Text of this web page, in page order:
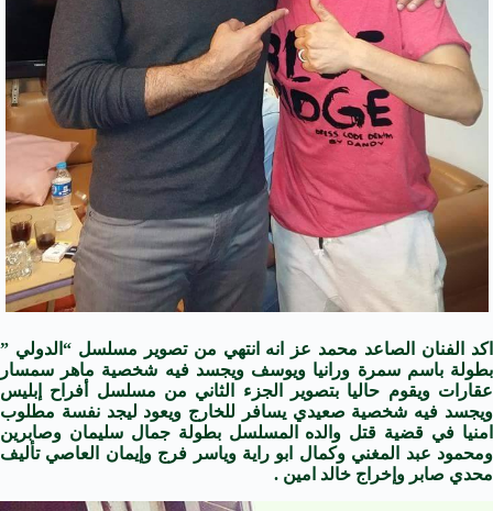
اكد الفنان الصاعد محمد عز انه انتهي من تصوير مسلسل “الدولي ”
بطولة باسم سمرة ورانيا ويوسف ويجسد فيه شخصية ماهر سمسار
عقارات ويقوم حاليا بتصوير الجزء الثاني من مسلسل أفراح إبليس
ويجسد فيه شخصية صعيدي يسافر للخارج ويعود ليجد نفسة مطلوب
امنيا في قضية قتل والده المسلسل بطولة جمال سليمان وصابرين
ومحمود عبد المغني وكمال ابو راية وياسر فرج وإيمان العاصي تأليف
محدي صابر وإخراج خالد امين .